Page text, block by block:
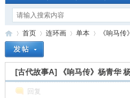
»
首页
›
连环画
›
单本
›
《响马
[古代故事A] 《响马传》杨青华
回复